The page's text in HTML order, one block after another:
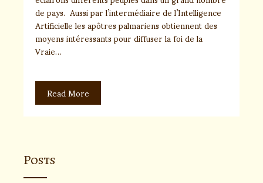
de pays. Aussi par l’intermédiaire de l’Intelligence
Artificielle les apôtres palmariens obtiennent des
moyens intéressants pour diffuser la foi de la
Vraie…
Read More
Posts